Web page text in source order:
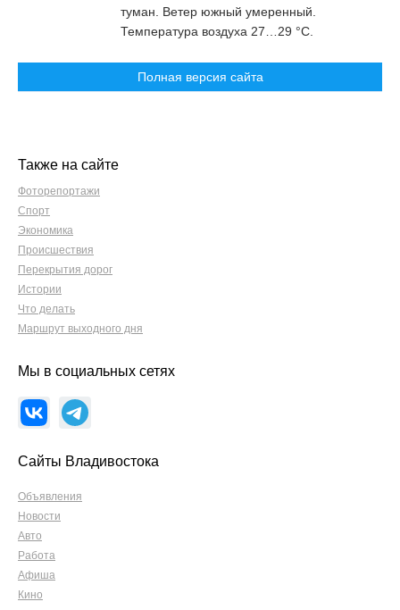
туман. Ветер южный умеренный.
Температура воздуха 27…29 °C.
Полная версия сайта
Также на сайте
Фоторепортажи
Спорт
Экономика
Происшествия
Перекрытия дорог
Истории
Что делать
Маршрут выходного дня
Мы в социальных сетях
Сайты Владивостока
Объявления
Новости
Авто
Работа
Афиша
Кино